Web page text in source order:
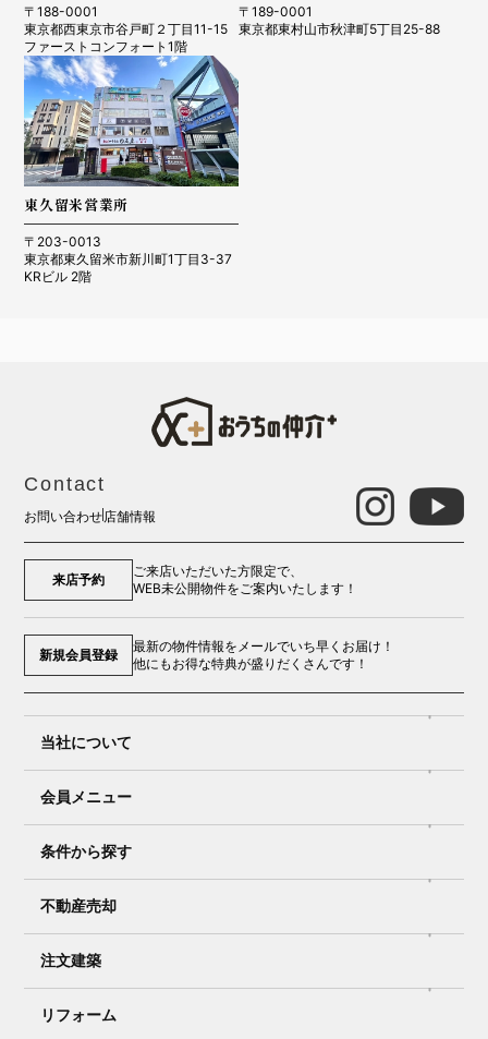
〒188-0001
東京都西東京市谷戸町２丁目11-15
ファーストコンフォート1階
〒189-0001
東京都東村山市秋津町5丁目25-88
東久留米営業所
〒203-0013
東京都東久留米市新川町1丁目3-37
KRビル 2階
Contact
お問い合わせ店舗情報
来店予約
ご来店いただいた方限定で、
WEB未公開物件をご案内いたします！
新規会員登録
最新の物件情報をメールでいち早くお届け！
他にもお得な特典が盛りだくさんです！
当社について
会員メニュー
条件から探す
不動産売却
注文建築
リフォーム